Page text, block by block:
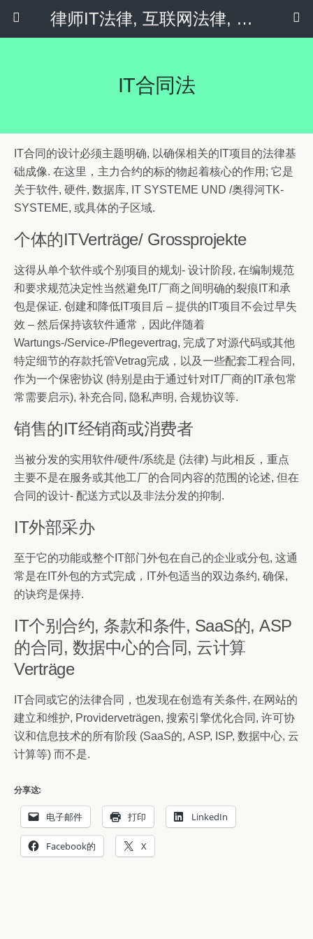
律师IT法律, 互联网法律, 隐私政策 & 社会化媒体
IT合同法
IT合同的设计必须主题明确, 以确保相关的IT项目的法律基
础成像. 在这里，主力合约的标的物起着核心的作用; 它是
关于软件, 硬件, 数据库, IT SYSTEME UND /奥得河TK-
SYSTEME, 或具体的子区域.
个体的ITVerträge/ Grossprojekte
这得从单个软件或个别项目的规划- 设计阶段, 在编制规范
和要求规范决定性当然避免IT厂商之间明确的裂痕IT和承
包是保证. 创建和降低IT项目后 – 提供的IT项目不会过早失
效 – 然后保持该软件通常，因此伴随着
Wartungs-/Service-/Pflegevertrag, 完成了对源代码或其他
特定细节的存款托管Vetrag完成，以及一些配套工程合同,
作为一个保密协议 (特别是由于通过针对IT厂商的IT承包常
常需要启示), 补充合同, 隐私声明, 合规协议等.
销售的IT经销商或消费者
当被分发的实用软件/硬件/系统是 (法律) 与此相反，重点
主要不是在服务或其他工厂的合同内容的范围的论述, 但在
合同的设计- 配送方式以及非法分发的抑制.
IT外部采办
至于它的功能或整个IT部门外包在自己的企业或分包, 这通
常是在IT外包的方式完成，IT外包适当的双边条约, 确保,
的诀窍是保持.
IT个别合约, 条款和条件, SaaS的, ASP
的合同, 数据中心的合同, 云计算
Verträge
IT合同或它的法律合同，也发现在创造有关条件, 在网站的
建立和维护, Providerveträgen, 搜索引擎优化合同, 许可协
议和信息技术的所有阶段 (SaaS的, ASP, ISP, 数据中心, 云
计算等) 而不是.
分享这:
电子邮件 打印 LinkedIn
Facebook的 X